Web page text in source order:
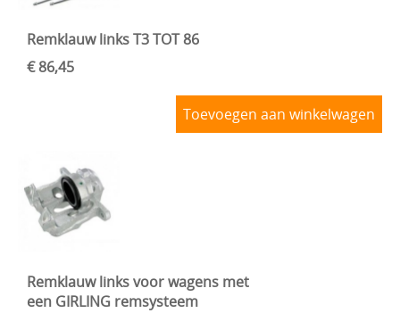
Remklauw links T3 TOT 86
€ 86,45
Toevoegen aan winkelwagen
Remklauw links voor wagens met
een GIRLING remsysteem